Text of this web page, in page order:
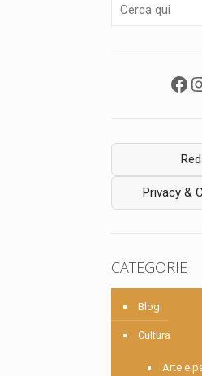
Privacy &
CATEGORIE
Blog
Cultura
Arte e